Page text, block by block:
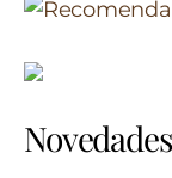
Novedades